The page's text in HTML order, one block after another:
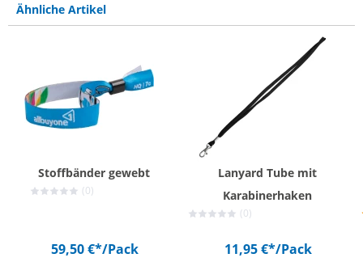
Ähnliche Artikel
Stoffbänder gewebt
(0)
59,50 €*/Pack
Lanyard Tube mit
Karabinerhaken
(0)
11,95 €*/Pack